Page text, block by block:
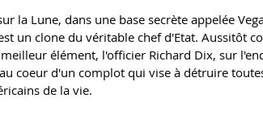
la Lune, dans une base secrète appelée
un clone du véritable chef d'Etat. Aussitôt
élément, l'officier Richard Dix, sur
coeur d'un complot qui vise à détruire
de la vie.